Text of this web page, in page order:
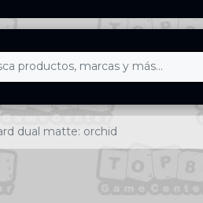
dual matte: orchid